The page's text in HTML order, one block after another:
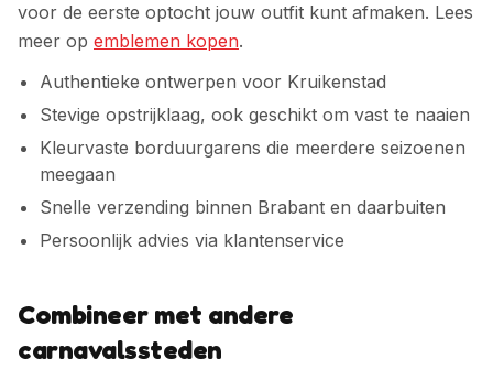
voor de eerste optocht jouw outfit kunt afmaken. Lees
meer op emblemen kopen.
Authentieke ontwerpen voor Kruikenstad
Stevige opstrijklaag, ook geschikt om vast te naaien
Kleurvaste borduurgarens die meerdere seizoenen
meegaan
Snelle verzending binnen Brabant en daarbuiten
Persoonlijk advies via klantenservice
Combineer met andere
carnavalssteden